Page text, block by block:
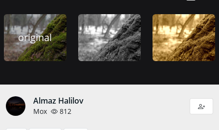
original
Almaz Halilov
Мох 812